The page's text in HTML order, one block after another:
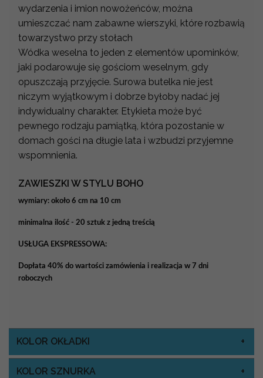
wydarzenia i imion nowożeńców, można
umieszczać nam zabawne wierszyki, które rozbawią
towarzystwo przy stołach
Wódka weselna to jeden z elementów upominków,
jaki podarowuje się gościom weselnym, gdy
opuszczają przyjęcie. Surowa butelka nie jest
niczym wyjątkowym i dobrze byłoby nadać jej
indywidualny charakter. Etykieta może być
pewnego rodzaju pamiątką, która pozostanie w
domach gości na długie lata i wzbudzi przyjemne
wspomnienia.
ZAWIESZKI W STYLU BOHO
wymiary: około 6 cm na 10 cm
minimalna ilość - 20 sztuk z jedną treścią
USŁUGA EKSPRESSOWA:
Dopłata 40% do wartości zamówienia i realizacja w 7 dni
roboczych
KOLOR OKŁADKI
KOLOR SZNURKA